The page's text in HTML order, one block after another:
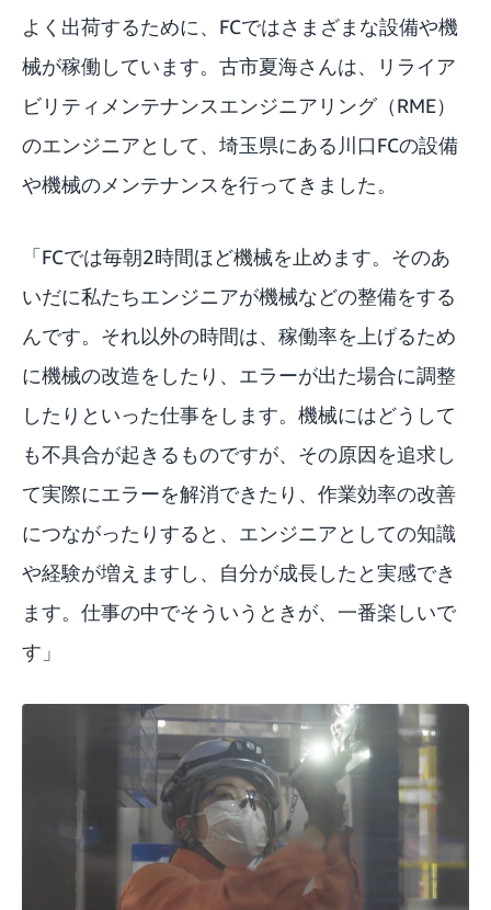
よく出荷するために、FCではさまざまな設備や機
械が稼働しています。古市夏海さんは、リライア
ビリティメンテナンスエンジニアリング（RME）
のエンジニアとして、埼玉県にある川口FCの設備
や機械のメンテナンスを行ってきました。
「FCでは毎朝2時間ほど機械を止めます。そのあ
いだに私たちエンジニアが機械などの整備をする
んです。それ以外の時間は、稼働率を上げるため
に機械の改造をしたり、エラーが出た場合に調整
したりといった仕事をします。機械にはどうして
も不具合が起きるものですが、その原因を追求し
て実際にエラーを解消できたり、作業効率の改善
につながったりすると、エンジニアとしての知識
や経験が増えますし、自分が成長したと実感でき
ます。仕事の中でそういうときが、一番楽しいで
す」